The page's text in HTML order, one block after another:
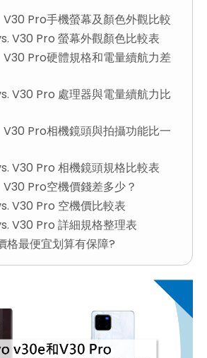
Pro手機螢幕及顏色外觀比較
V30 Pro 螢幕外觀顏色比較表
Pro硬體規格和電量續航力差
V30 Pro 處理器與電量續航力比
Pro相機鏡頭與拍攝功能比一
V30 Pro 相機鏡頭規格比較表
Pro空機價錢差多少？
V30 Pro 空機價比較表
V30 Pro 詳細規格整理表
格最便宜划算有保障?